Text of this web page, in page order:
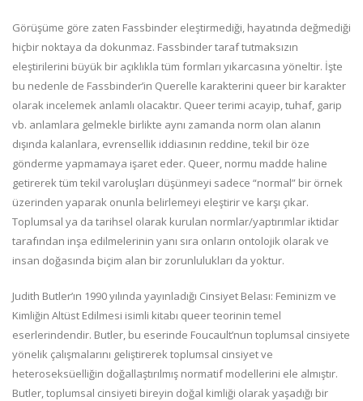
Görüşüme göre zaten Fassbinder eleştirmediği, hayatında değmediği
hiçbir noktaya da dokunmaz. Fassbinder taraf tutmaksızın
eleştirilerini büyük bir açıklıkla tüm formları yıkarcasına yöneltir. İşte
bu nedenle de Fassbinder’in Querelle karakterini queer bir karakter
olarak incelemek anlamlı olacaktır. Queer terimi acayip, tuhaf, garip
vb. anlamlara gelmekle birlikte aynı zamanda norm olan alanın
dışında kalanlara, evrensellik iddiasının reddine, tekil bir öze
gönderme yapmamaya işaret eder. Queer, normu madde haline
getirerek tüm tekil varoluşları düşünmeyi sadece “normal” bir örnek
üzerinden yaparak onunla belirlemeyi eleştirir ve karşı çıkar.
Toplumsal ya da tarihsel olarak kurulan normlar/yaptırımlar iktidar
tarafından inşa edilmelerinin yanı sıra onların ontolojik olarak ve
insan doğasında biçim alan bir zorunlulukları da yoktur.
Judith Butler’ın 1990 yılında yayınladığı Cinsiyet Belası: Feminizm ve
Kimliğin Altüst Edilmesi isimli kitabı queer teorinin temel
eserlerindendir. Butler, bu eserinde Foucault’nun toplumsal cinsiyete
yönelik çalışmalarını geliştirerek toplumsal cinsiyet ve
heteroseksüelliğin doğallaştırılmış normatif modellerini ele almıştır.
Butler, toplumsal cinsiyeti bireyin doğal kimliği olarak yaşadığı bir